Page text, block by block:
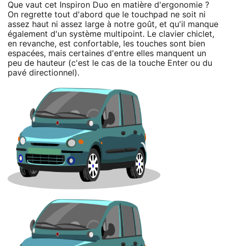
Que vaut cet Inspiron Duo en matière d'ergonomie ?
On regrette tout d'abord que le touchpad ne soit ni
assez haut ni assez large à notre goût, et qu'il manque
également d'un système multipoint. Le clavier chiclet,
en revanche, est confortable, les touches sont bien
espacées, mais certaines d'entre elles manquent un
peu de hauteur (c'est le cas de la touche Enter ou du
pavé directionnel).